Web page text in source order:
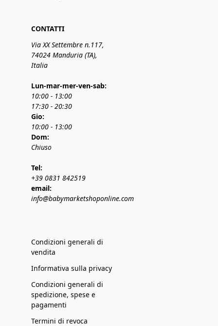
CONTATTI
Via XX Settembre n.117,
74024 Manduria (TA),
Italia
Lun-mar-mer-ven-sab:
10:00 - 13:00
17:30 - 20:30
Gio:
10:00 - 13:00
Dom:
Chiuso
Tel:
+39 0831 842519
email:
info@babymarketshoponline.com
Condizioni generali di
vendita
Informativa sulla privacy
Condizioni generali di
spedizione, spese e
pagamenti
Termini di revoca